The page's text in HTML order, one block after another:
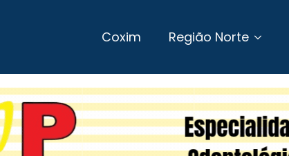
Coxim Região Norte